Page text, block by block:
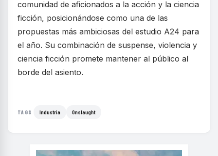
comunidad de aficionados a la acción y la ciencia
ficción, posicionándose como una de las
propuestas más ambiciosas del estudio A24 para
el año. Su combinación de suspense, violencia y
ciencia ficción promete mantener al público al
borde del asiento.
TAGS Industria Onslaught